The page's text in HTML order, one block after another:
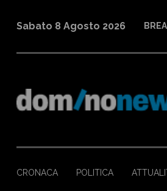
Sabato 8 Agosto 2026
CRONACA POLITICA